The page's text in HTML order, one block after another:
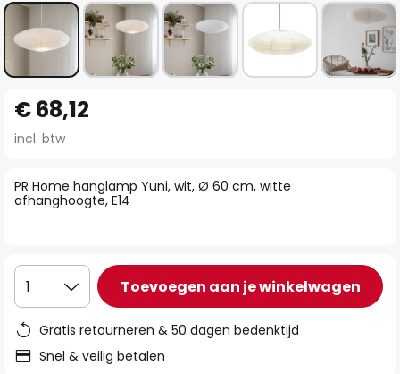
naar
het
van
de
PR Home hanglamp Yuni, wit, Ø 60 cm, witte
afhanghoogte, E14
€ 68,12
incl. btw
1 Toevoegen aan je winkelwagen
Gratis retourneren & 50 dagen bedenktijd
Snel & veilig betalen